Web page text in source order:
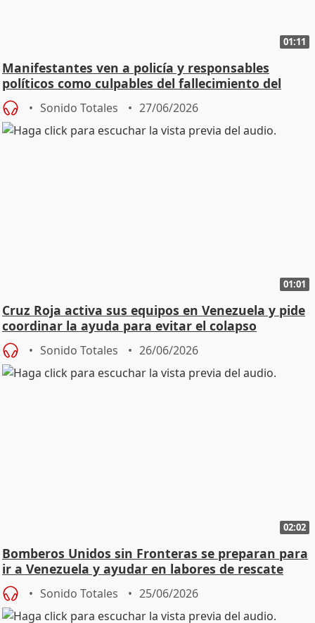
01:11
Manifestantes ven a policía y responsables
políticos como culpables del fallecimiento del
joven
Sonido Totales 27/06/2026
01:01
Cruz Roja activa sus equipos en Venezuela y pide
coordinar la ayuda para evitar el colapso
Sonido Totales 26/06/2026
02:02
Bomberos Unidos sin Fronteras se preparan para
ir a Venezuela y ayudar en labores de rescate
Sonido Totales 25/06/2026